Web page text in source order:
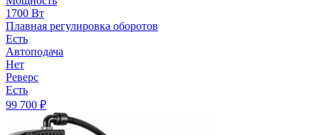
1700 Вт
Плавная регулировка оборотов
Есть
Автоподача
Нет
Реверс
Есть
99 700 ₽